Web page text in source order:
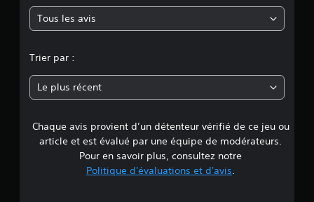
e
n
e
d
Tous les avis
Trier par :
Le plus récent
Chaque avis provient d’un détenteur vérifié de ce jeu ou
article et est évalué par une équipe de modérateurs.
Pour en savoir plus, consultez notre
Politique d'évaluations et d'avis.